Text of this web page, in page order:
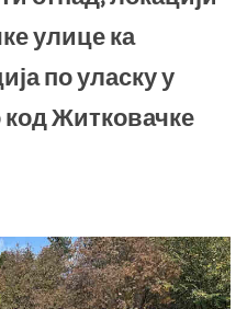
улице ка
по уласку у
Житковачке